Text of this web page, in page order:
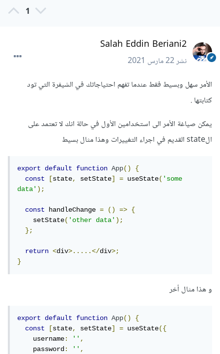
1
Salah Eddin Beriani2
نشر22 مارس 2021
الأمر سهل وبسيط فقط عندما تفهم احتياجاتك في الشيفرة التي تود
كتابتها .
يمكن صياغة الأمر الى استخدامين الأول في حالة انك لا تعتمد على
الstate القديم في اجراء التغييرات وهذا مثال بسيط
export default function App()
{
const
[state, setState] = useState('some
data');
const handleChange = () =>
{
    setState
('other data');
};
return <div>.....</div>;
}
و هذا مثال أخر
export default function App()
{
const
[state, setState] = useState({
    username
: '',
    password
: '',